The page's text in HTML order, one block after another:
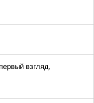
взгляд,